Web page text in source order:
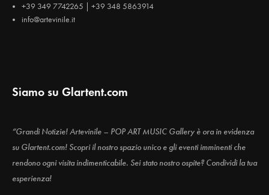
+39 349 7742265 | +39 348 5863914
info@artevinile.it
Siamo su Glartent.com
“Grandi Notizie! Artevinile – POP ART MUSIC Gallery è ora in evidenza
su Glartent.com! Scopri il nostro spazio unico e gli eventi imminenti che
rendono ogni visita indimenticabile. Sei stato nostro ospite? Condividi la tua
esperienza!